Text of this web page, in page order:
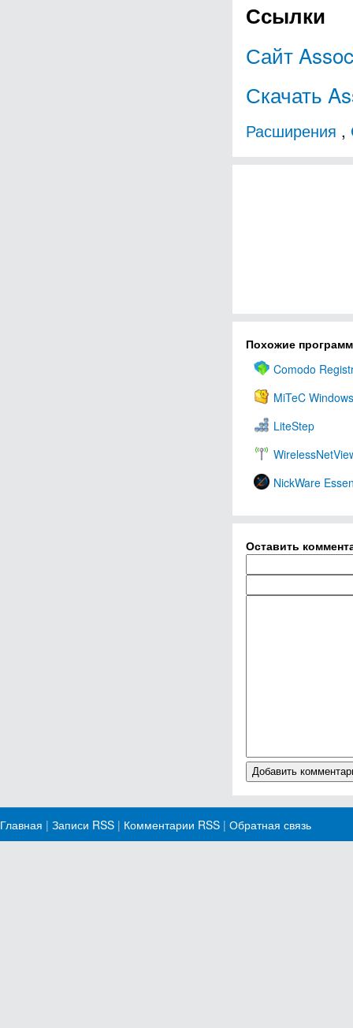
Ссылки
Сайт
Скачать
Расширения ,
Похожие
Comodo
MiTeC
LiteStep
NickWare
Оставить
Главная | Записи RSS | Комментарии RSS | Обратная связь